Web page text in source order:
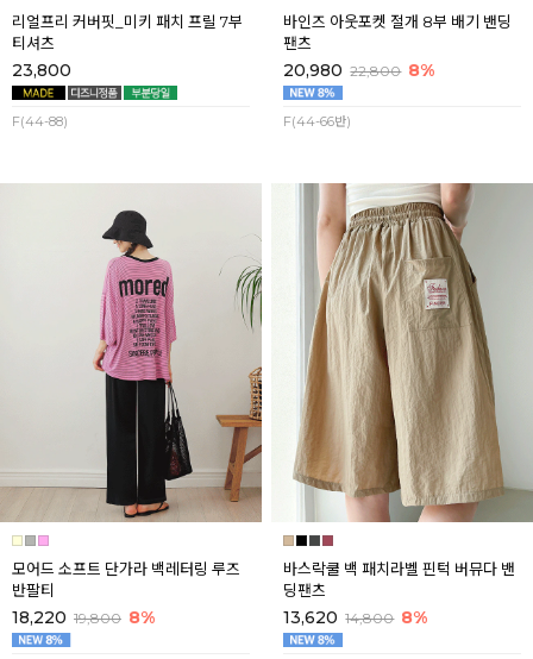
리얼프리 커버핏_미키 패치 프릴 7부
티셔츠
23,800
F(44-88)
바인즈 아웃포켓 절개 8부 배기 밴딩
팬츠
20,980 22,800 8%
F(44-66반)
모어드 소프트 단가라 백레터링 루즈
반팔티
18,220 19,800 8%
바스락쿨 백 패치라벨 핀턱 버뮤다 밴
딩팬츠
13,620 14,800 8%